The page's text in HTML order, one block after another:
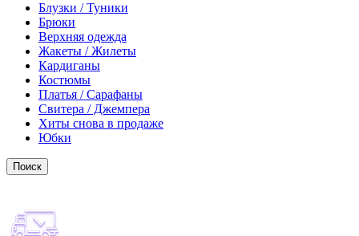
Блузки / Туники
Брюки
Верхняя одежда
Жакеты / Жилеты
Кардиганы
Костюмы
Платья / Сарафаны
Свитера / Джемпера
Хиты снова в продаже
Юбки
Поиск